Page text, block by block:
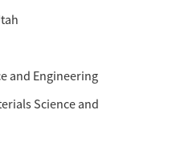
and Engineering
Science and